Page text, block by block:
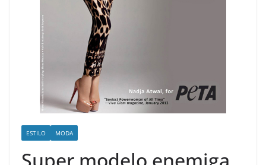
ESTILO MODA
Super modelo enemiga